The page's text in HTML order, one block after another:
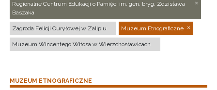
Regionalne Centrum Edukacji o Pamięci im. gen. bryg. Zdzisława
Baszaka
Zagroda Felicji Curyłowej w Zalipiu Muzeum Etnograficzne
Muzeum Wincentego Witosa w Wierzchosławicach
MUZEUM ETNOGRAFICZNE